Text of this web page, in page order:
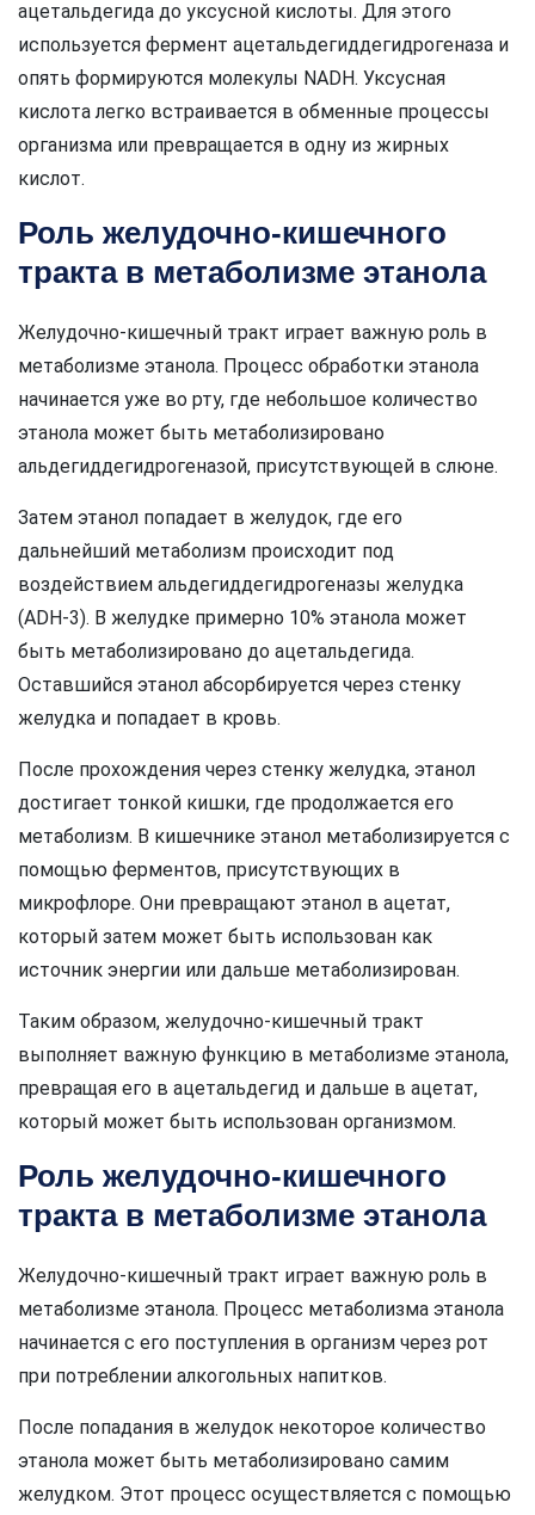
ацетальдегида до уксусной кислоты. Для этого
используется фермент ацетальдегиддегидрогеназа и
опять формируются молекулы NADH. Уксусная
кислота легко встраивается в обменные процессы
организма или превращается в одну из жирных
кислот.
Роль желудочно-кишечного
тракта в метаболизме этанола
Желудочно-кишечный тракт играет важную роль в
метаболизме этанола. Процесс обработки этанола
начинается уже во рту, где небольшое количество
этанола может быть метаболизировано
альдегиддегидрогеназой, присутствующей в слюне.
Затем этанол попадает в желудок, где его
дальнейший метаболизм происходит под
воздействием альдегиддегидрогеназы желудка
(ADH-3). В желудке примерно 10% этанола может
быть метаболизировано до ацетальдегида.
Оставшийся этанол абсорбируется через стенку
желудка и попадает в кровь.
После прохождения через стенку желудка, этанол
достигает тонкой кишки, где продолжается его
метаболизм. В кишечнике этанол метаболизируется с
помощью ферментов, присутствующих в
микрофлоре. Они превращают этанол в ацетат,
который затем может быть использован как
источник энергии или дальше метаболизирован.
Таким образом, желудочно-кишечный тракт
выполняет важную функцию в метаболизме этанола,
превращая его в ацетальдегид и дальше в ацетат,
который может быть использован организмом.
Роль желудочно-кишечного
тракта в метаболизме этанола
Желудочно-кишечный тракт играет важную роль в
метаболизме этанола. Процесс метаболизма этанола
начинается с его поступления в организм через рот
при потреблении алкогольных напитков.
После попадания в желудок некоторое количество
этанола может быть метаболизировано самим
желудком. Этот процесс осуществляется с помощью